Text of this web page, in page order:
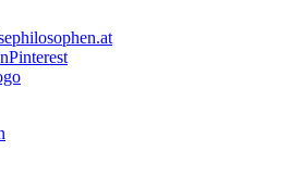
Pinterest